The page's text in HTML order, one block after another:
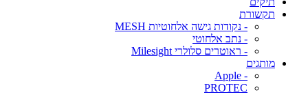
תקשורת
- נקודות גישה אלחוטיות MESH
- נתב אלחוטי
- ראוטרים סלולרי Milesight
מותגים
- Apple
PROTEC